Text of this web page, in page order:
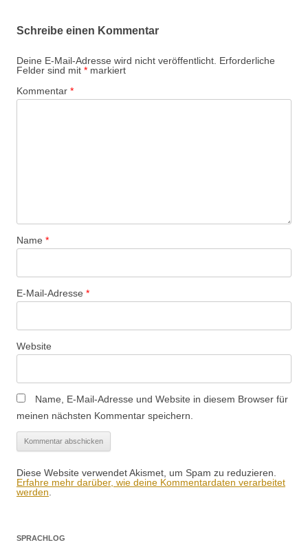
Schreibe einen Kommentar
Deine E-Mail-Adresse wird nicht veröffentlicht. Erforderliche
Felder sind mit * markiert
Kommentar *
Name *
E-Mail-Adresse *
Website
Name, E-Mail-Adresse und Website in diesem Browser für
meinen nächsten Kommentar speichern.
Diese Website verwendet Akismet, um Spam zu reduzieren.
Erfahre mehr darüber, wie deine Kommentardaten verarbeitet
werden
SPRACHLOG